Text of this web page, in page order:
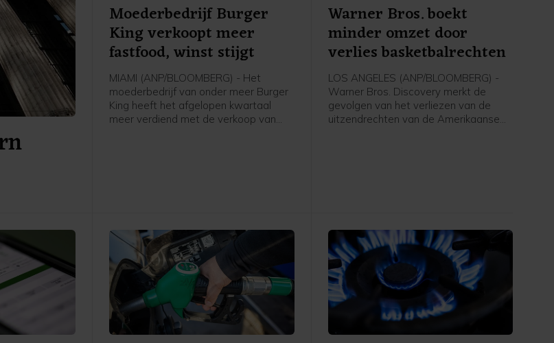
Moederbedrijf Burger
King verkoopt meer
fastfood, winst stijgt
MIAMI (ANP/BLOOMBERG) - Het
moederbedrijf van onder meer Burger
King heeft het afgelopen kwartaal
meer verdiend met de verkoop van
Warner Bros. boekt
minder omzet door
verlies basketbalrechten
LOS ANGELES (ANP/BLOOMBERG) -
Warner Bros. Discovery merkt de
gevolgen van het verliezen van de
uitzendrechten van de Amerikaanse